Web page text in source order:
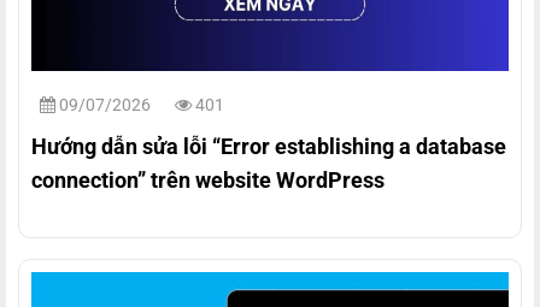
09/07/2026 401
Hướng dẫn sửa lỗi “Error establishing a database
connection” trên website WordPress